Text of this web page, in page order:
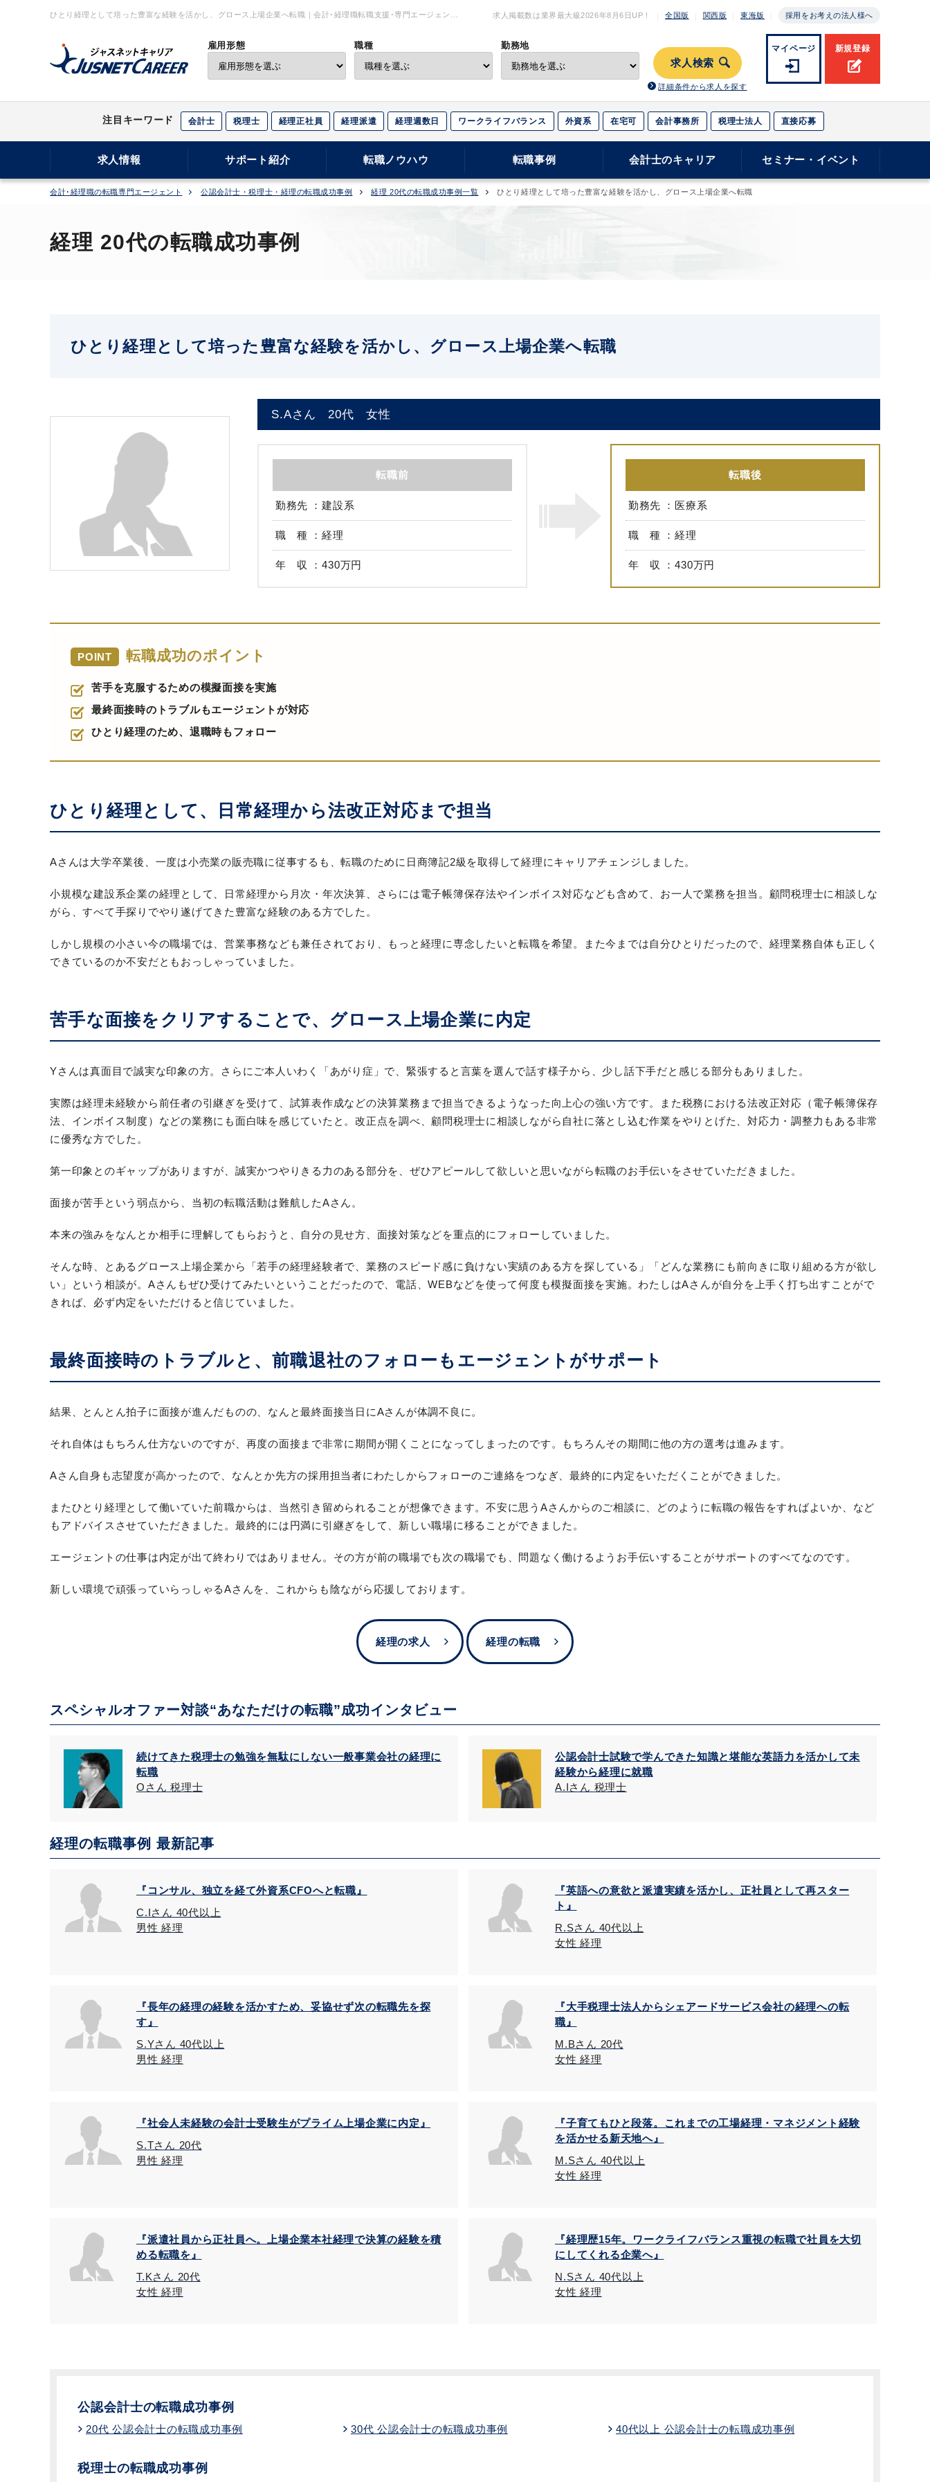
ひとり経理として培った豊富な経験を活かし、グロース上場企業へ転職｜会計･経理職転職支援･専門エージェント
求人掲載数は業界最大級2026年8月6日 UP！ 全国版 関西版 東海版 採用をお考えの法人様へ
雇用形態 職種 勤務地
求人検索
詳細条件から求人を探す
マイページ 新規登録
注目キーワード 会計士 税理士 経理正社員 経理派遣 経理週数日 ワークライフバランス 外資系 在宅可 会計事務所 税理士法人 直接応募
求人情報 サポート紹介 転職ノウハウ 転職事例 会計士のキャリア セミナー・イベント
会計･経理職の転職専門エージェント 公認会計士・税理士・経理の転職成功事例 経理 20代の転職成功事例一覧 ひとり経理として培った豊富な経験を活かし、グロース上場企業へ転職
経理 20代の転職成功事例
ひとり経理として培った豊富な経験を活かし、グロース上場企業へ転職
S.Aさん 20代 女性
転職前
勤務先 建設系
職 種 経理
年 収 430万円
転職後
勤務先 医療系
職 種 経理
年 収 430万円
POINT 転職成功のポイント
苦手を克服するための模擬面接を実施
最終面接時のトラブルもエージェントが対応
ひとり経理のため、退職時もフォロー
ひとり経理として、日常経理から法改正対応まで担当
Aさんは大学卒業後、一度は小売業の販売職に従事するも、転職のために日商簿記2級を取得して経理にキャリアチェンジしました。
小規模な建設系企業の経理として、日常経理から月次・年次決算、さらには電子帳簿保存法やインボイス対応なども含めて、お一人で業務を担当。顧問税理士に相談しな
がら、すべて手探りでやり遂げてきた豊富な経験のある方でした。
しかし規模の小さい今の職場では、営業事務なども兼任されており、もっと経理に専念したいと転職を希望。また今までは自分ひとりだったので、経理業務自体も正しく
できているのか不安だともおっしゃっていました。
苦手な面接をクリアすることで、グロース上場企業に内定
Yさんは真面目で誠実な印象の方。さらにご本人いわく「あがり症」で、緊張すると言葉を選んで話す様子から、少し話下手だと感じる部分もありました。
実際は経理未経験から前任者の引継ぎを受けて、試算表作成などの決算業務まで担当できるようなった向上心の強い方です。また税務における法改正対応（電子帳簿保存
法、インボイス制度）などの業務にも面白味を感じていたと。改正点を調べ、顧問税理士に相談しながら自社に落とし込む作業をやりとげた、対応力・調整力もある非常
に優秀な方でした。
第一印象とのギャップがありますが、誠実かつやりきる力のある部分を、ぜひアピールして欲しいと思いながら転職のお手伝いをさせていただきました。
面接が苦手という弱点から、当初の転職活動は難航したAさん。
本来の強みをなんとか相手に理解してもらおうと、自分の見せ方、面接対策などを重点的にフォローしていました。
そんな時、とあるグロース上場企業から「若手の経理経験者で、業務のスピード感に負けない実績のある方を探している」「どんな業務にも前向きに取り組める方が欲し
い」という相談が。Aさんもぜひ受けてみたいということだったので、電話、WEBなどを使って何度も模擬面接を実施。わたしはAさんが自分を上手く打ち出すことがで
きれば、必ず内定をいただけると信じていました。
最終面接時のトラブルと、前職退社のフォローもエージェントがサポート
結果、とんとん拍子に面接が進んだものの、なんと最終面接当日にAさんが体調不良に。
それ自体はもちろん仕方ないのですが、再度の面接まで非常に期間が開くことになってしまったのです。もちろんその期間に他の方の選考は進みます。
Aさん自身も志望度が高かったので、なんとか先方の採用担当者にわたしからフォローのご連絡をつなぎ、最終的に内定をいただくことができました。
またひとり経理として働いていた前職からは、当然引き留められることが想像できます。不安に思うAさんからのご相談に、どのように転職の報告をすればよいか、など
もアドバイスさせていただきました。最終的には円満に引継ぎをして、新しい職場に移ることができました。
エージェントの仕事は内定が出て終わりではありません。その方が前の職場でも次の職場でも、問題なく働けるようお手伝いすることがサポートのすべてなのです。
新しい環境で頑張っていらっしゃるAさんを、これからも陰ながら応援しております。
経理の求人 経理の転職
スペシャルオファー対談“あなただけの転職”成功インタビュー
続けてきた税理士の勉強を無駄にしない一般事業会社の経理に
転職
Oさん 税理士
公認会計士試験で学んできた知識と堪能な英語力を活かして未
経験から経理に就職
A.Iさん 税理士
経理の転職事例 最新記事
『コンサル、独立を経て外資系CFOへと転職』
C.Iさん 40代以上
男性 経理
『英語への意欲と派遣実績を活かし、正社員として再スター
ト』
R.Sさん 40代以上
女性 経理
『長年の経理の経験を活かすため、妥協せず次の転職先を探
す』
S.Yさん 40代以上
男性 経理
『大手税理士法人からシェアードサービス会社の経理への転
職』
M.Bさん 20代
女性 経理
『社会人未経験の会計士受験生がプライム上場企業に内定』
S.Tさん 20代
男性 経理
『子育てもひと段落。これまでの工場経理・マネジメント経験
を活かせる新天地へ』
M.Sさん 40代以上
女性 経理
『派遣社員から正社員へ。上場企業本社経理で決算の経験を積
める転職を』
T.Kさん 20代
女性 経理
『経理歴15年。ワークライフバランス重視の転職で社員を大切
にしてくれる企業へ』
N.Sさん 40代以上
女性 経理
公認会計士の転職成功事例
20代 公認会計士の転職成功事例 30代 公認会計士の転職成功事例 40代以上 公認会計士の転職成功事例
税理士の転職成功事例